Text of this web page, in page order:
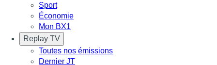
Sport
Économie
Mon BX1
Replay TV
Toutes nos émissions
Dernier JT